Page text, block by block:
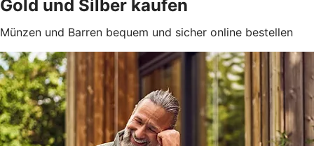
Gold und Silber kaufen
Münzen und Barren bequem und sicher online bestellen